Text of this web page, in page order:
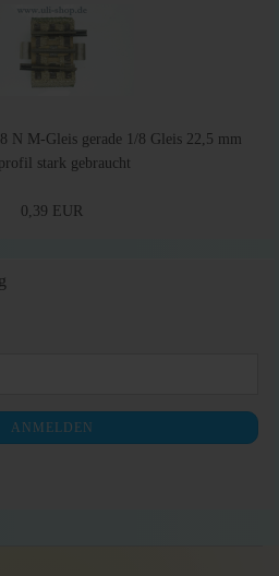
N M-Gleis gerade 1/8 Gleis 22,5 mm
stark gebraucht
0,39 EUR
ANMELDEN